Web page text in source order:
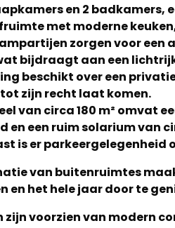
en 2 badkamers,
met moderne
zorgen voor een
bijdraagt aan een
beschikt over een
zijn recht laat komen.
van circa 180 m² omvat
en een ruim solarium van
is er parkeergelegenheid
van buitenruimtes
en het hele jaar door te
zijn voorzien van modern